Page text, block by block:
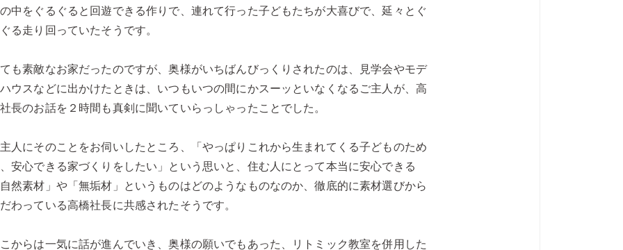
中をぐるぐると回遊できる作りで、連れて行った子どもたちが大喜びで、延々とぐ
る走り回っていたそうです。
も素敵なお家だったのですが、奥様がいちばんびっくりされたのは、見学会やモデ
ウスなどに出かけたときは、いつもいつの間にかスーッといなくなるご主人が、高
長のお話を２時間も真剣に聞いていらっしゃったことでした。
人にそのことをお伺いしたところ、「やっぱりこれから生まれてくる子どものため
安心できる家づくりをしたい」という思いと、住む人にとって本当に安心できる
然素材」や「無垢材」というものはどのようなものなのか、徹底的に素材選びから
わっている高橋社長に共感されたそうです。
からは一気に話が進んでいき、奥様の願いでもあった、リトミック教室を併用した